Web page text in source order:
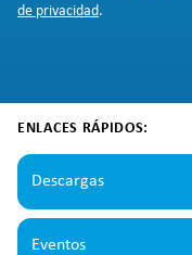
de privacidad.
ENLACES RÁPIDOS:
Descargas
Eventos